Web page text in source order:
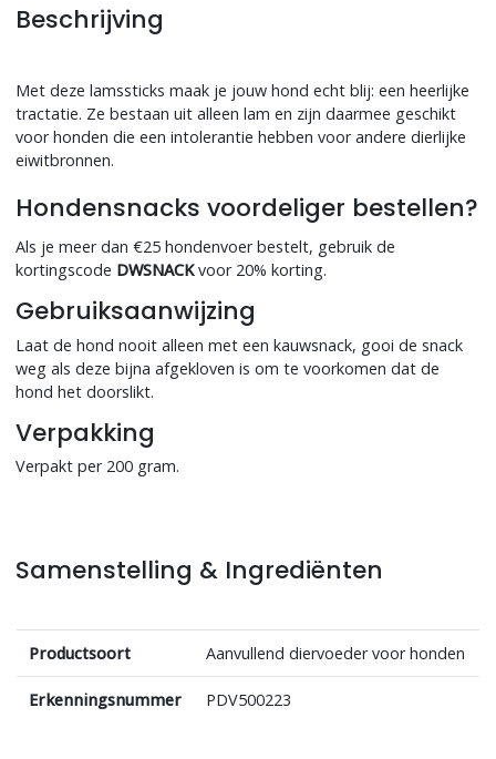
Beschrijving
Met deze lamssticks maak je jouw hond echt blij: een heerlijke
tractatie. Ze bestaan uit alleen lam en zijn daarmee geschikt
voor honden die een intolerantie hebben voor andere dierlijke
eiwitbronnen.
Hondensnacks voordeliger bestellen?
Als je meer dan €25 hondenvoer bestelt, gebruik de
kortingscode DWSNACKvoor 20% korting.
Gebruiksaanwijzing
Laat de hond nooit alleen met een kauwsnack, gooi de snack
weg als deze bijna afgekloven is om te voorkomen dat de
hond het doorslikt.
Verpakking
Verpakt per 200 gram.
Samenstelling & Ingrediënten
Productsoort Aanvullend diervoeder voor honden
Erkenningsnummer PDV500223